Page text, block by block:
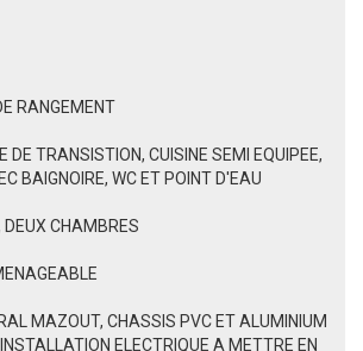
RANGEMENT
DE TRANSISTION, CUISINE SEMI EQUIPEE,
BAIGNOIRE, WC ET POINT D'EAU
DEUX CHAMBRES
MAZOUT, CHASSIS PVC ET ALUMINIUM
ELECTRIQUE A METTRE EN